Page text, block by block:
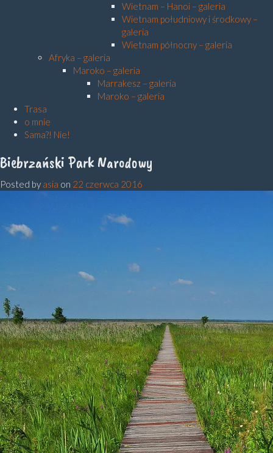
Wietnam – Hanoi – galeria
Wietnam południowy i środkowy –
galeria
Wietnam północny – galeria
Afryka – galeria
Maroko – galeria
Marrakesz – galeria
Maroko – galeria
Trasa
o mnie
Sama?! Nie!
Biebrzański Park Narodowy
Posted by asia on 22 czerwca 2016